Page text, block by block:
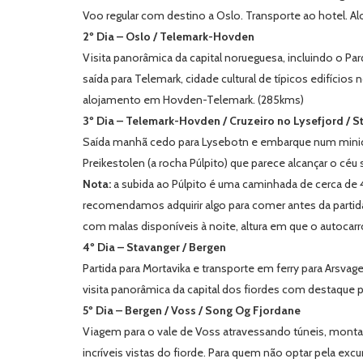
Voo regular com destino a Oslo. Transporte ao hotel.
2º Dia – Oslo / Telemark-Hovden
Visita panorâmica da capital norueguesa, incluindo o
saída para Telemark, cidade cultural de típicos edifícios
alojamento em Hovden-Telemark. (285kms)
3º Dia – Telemark-Hovden / Cruzeiro no Lysefjord /
Saída manhã cedo para Lysebotn e embarque num
Preikestolen (a rocha Púlpito) que parece alcançar o
Nota:a subida ao Púlpito é uma caminhada de cerca
recomendamos adquirir algo para comer antes da
com malas disponíveis à noite, altura em que o
4º Dia – Stavanger / Bergen
Partida para Mortavika e transporte em ferry para
visita panorâmica da capital dos fiordes com destaque
5º Dia – Bergen / Voss / Song Og Fjordane
Viagem para o vale de Voss atravessando túneis,
incríveis vistas do fiorde. Para quem não optar pela